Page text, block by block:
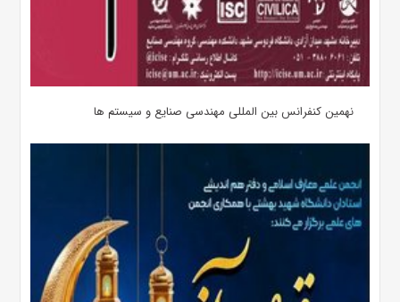
نهمین کنفرانس بین المللی مهندسی صنایع و سیستم­ ها